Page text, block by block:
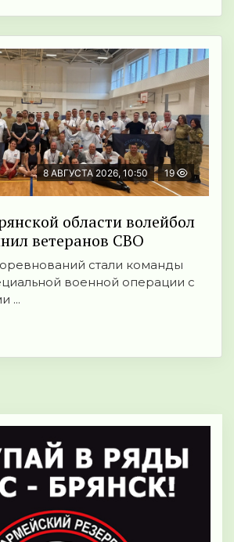
8 АВГУСТА 2026, 10:50 19
области волейбол
ветеранов СВО
стали команды
военной операции с
...